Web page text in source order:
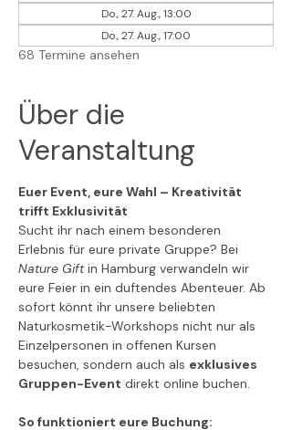
Do., 27. Aug., 13:00
Do., 27. Aug., 17:00
68 Termine ansehen
Über die
Veranstaltung
Euer Event, eure Wahl – Kreativität
trifft Exklusivität
Sucht ihr nach einem besonderen
Erlebnis für eure private Gruppe? Bei
Nature Gift in Hamburg verwandeln wir
eure Feier in ein duftendes Abenteuer. Ab
sofort könnt ihr unsere beliebten
Naturkosmetik-Workshops nicht nur als
Einzelpersonen in offenen Kursen
besuchen, sondern auch als exklusives
Gruppen-Event direkt online buchen.
So funktioniert eure Buchung: